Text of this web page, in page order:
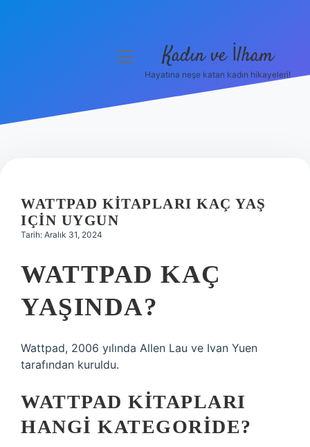
Hakkımızda
menüyü
Kadın ve İlham
Hayatına neşe katan kadın hikayeleri!
WATTPAD KITAPLARI KAÇ YAŞ
IÇIN UYGUN
Tarih: Aralık 31, 2024
WATTPAD KAÇ
YAŞINDA?
Wattpad, 2006 yılında Allen Lau ve Ivan Yuen
tarafından kuruldu.
WATTPAD KITAPLARI
HANGI KATEGORIDE?